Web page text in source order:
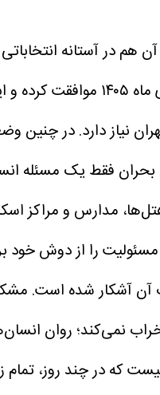
هم در آستانه
مجلس به تازگی با تمدید ۶ ماهه شوراهای شهر و روستا و ادامه
نیاز دارد. در چنین
بحران فقط یک مسئله
مدارس و مراکز
مسئولیت را از دوش خود
آن آشکار شده است.
نمی‌کند؛ روان
که در چند روز،